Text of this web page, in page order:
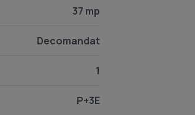
37 mp
Decomandat
1
P+3E